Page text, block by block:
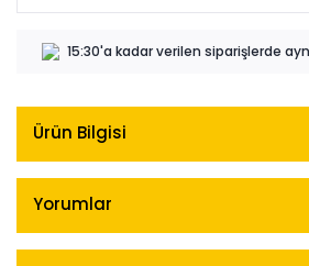
15:30'a kadar verilen siparişlerde
Ürün Bilgisi
Yorumlar